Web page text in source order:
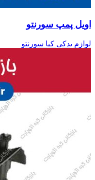
اویل پمپ سورنتو
لوازم یدکی کیا سورنتو